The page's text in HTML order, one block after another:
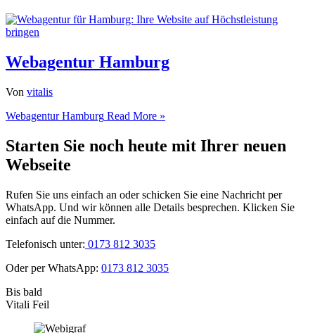
Webagentur Hamburg
Von vitalis
Webagentur Hamburg Read More »
Starten Sie noch heute mit Ihrer neuen
Webseite
Rufen Sie uns einfach an oder schicken Sie eine Nachricht per
WhatsApp. Und wir können alle Details besprechen. Klicken Sie
einfach auf die Nummer.
Telefonisch unter: 0173 812 3035
Oder per WhatsApp: 0173 812 3035
Bis bald
Vitali Feil